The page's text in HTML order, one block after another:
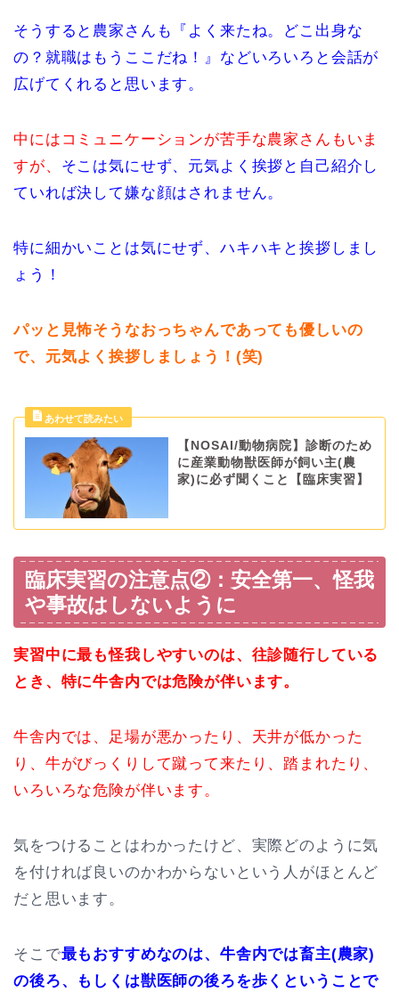
そうすると農家さんも『よく来たね。どこ出身な
の？就職はもうここだね！』などいろいろと会話が
広げてくれると思います。
中にはコミュニケーションが苦手な農家さんもいま
すが、 そこは気にせず、元気よく挨拶と自己紹介し
ていれば決して嫌な顔はされません。
特に細かいことは気にせず、ハキハキと挨拶しまし
ょう！
パッと見怖そうなおっちゃんであっても優しいの
で、元気よく挨拶しましょう！(笑)
【NOSAI/動物病院】診断のため
に産業動物獣医師が飼い主(農
家)に必ず聞くこと【臨床実習】
臨床実習の注意点②：安全第一、怪我
や事故はしないように
実習中に最も怪我しやすいのは、往診随行している
とき、特に牛舎内では危険が伴います。
牛舎内では、足場が悪かったり、天井が低かった
り、牛がびっくりして蹴って来たり、踏まれたり、
いろいろな危険が伴います。
気をつけることはわかったけど、実際どのように気
を付ければ良いのかわからないという人がほとんど
だと思います。
そこで最もおすすめなのは、牛舎内では畜主(農家)
の後ろ、もしくは獣医師の後ろを歩くということで